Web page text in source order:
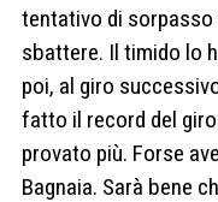
tentativo di sorpasso
sbattere. Il timido lo
poi, al giro
fatto il record del
provato più. Forse
Bagnaia. Sarà bene